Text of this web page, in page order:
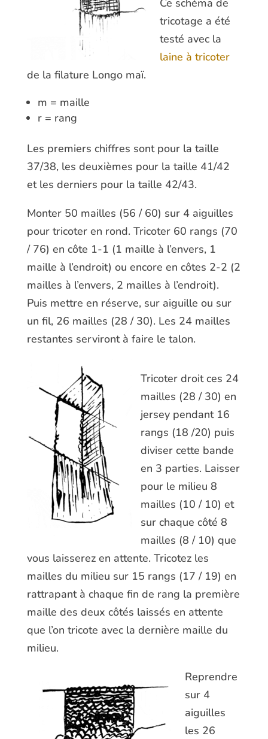
Ce schéma de
tricotage a été
testé avec la
laine à tricoter
de la filature Longo maï.
m = maille
r = rang
Les premiers chiffres sont pour la taille
37/38, les deuxièmes pour la taille 41/42
et les derniers pour la taille 42/43.
Monter 50 mailles (56 / 60) sur 4 aiguilles
pour tricoter en rond. Tricoter 60 rangs (70
/ 76) en côte 1-1 (1 maille à l’envers, 1
maille à l’endroit) ou encore en côtes 2-2 (2
mailles à l’envers, 2 mailles à l’endroit).
Puis mettre en réserve, sur aiguille ou sur
un fil, 26 mailles (28 / 30). Les 24 mailles
restantes serviront à faire le talon.
Tricoter droit ces 24
mailles (28 / 30) en
jersey pendant 16
rangs (18 /20) puis
diviser cette bande
en 3 parties. Laisser
pour le milieu 8
mailles (10 / 10) et
sur chaque côté 8
mailles (8 / 10) que
vous laisserez en attente. Tricotez les
mailles du milieu sur 15 rangs (17 / 19) en
rattrapant à chaque fin de rang la première
maille des deux côtés laissés en attente
que l’on tricote avec la dernière maille du
milieu.
Reprendre
sur 4
aiguilles
les 26